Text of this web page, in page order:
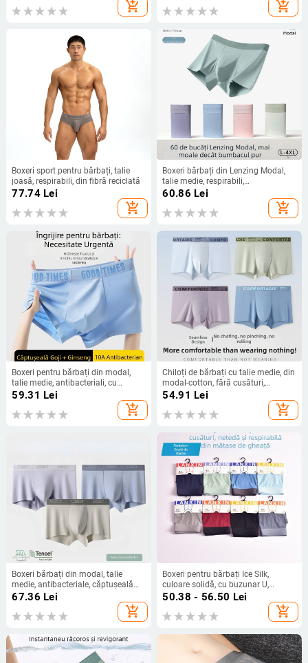
add_shopping_cart add_shopping_cart
Boxeri sport pentru bărbați, talie
joasă, respirabili, din fibră reciclată
77.74Lei
add_shopping_cart
Boxeri bărbați din Lenzing Modal,
talie medie, respirabili,
antibacterieni, 60 de bucăți, fără
60.86 Lei
add_shopping_cart
Boxeri pentru bărbați din modal,
talie medie, antibacteriali, cu
ginseng și goji, zonă inghinală
respirabilă, pentru adolescenți și
adulți
59.31 Lei
add_shopping_cart
Chiloți de bărbați cu talie medie, din
modal-cotton, fără cusături,
antibacteriale, absorb transpirația
54.91 Lei
add_shopping_cart
Boxeri bărbați din modal, talie
medie, antibacteriale, căptușeală
din bumbac în zona inghinală,
67.36 Lei
add_shopping_cart
Boxeri pentru bărbați Ice Silk,
culoare solidă, cu buzunar U,
mărime mare, 1 bucată, Brand Binti
50.38 - 56.50 Lei
add_shopping_cart